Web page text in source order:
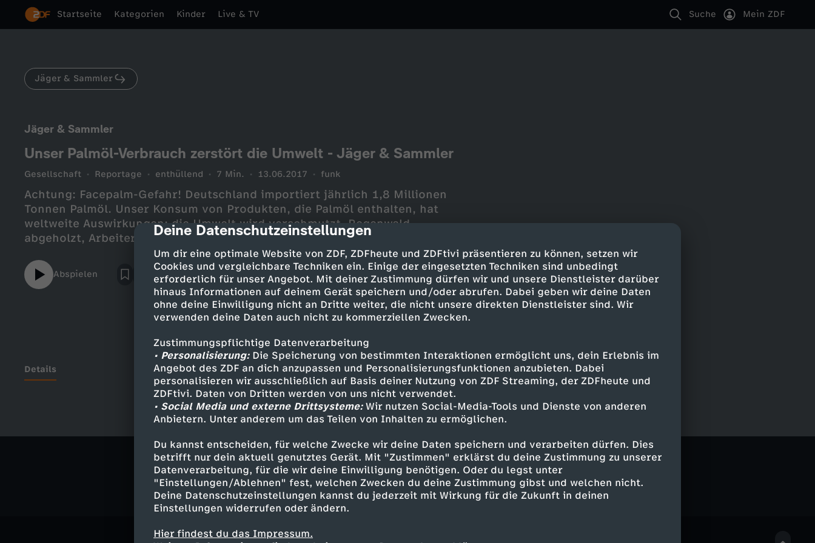
cmp-dialog-description
Deine Datenschutzeinstellungen
Um dir eine optimale Website von ZDF, ZDFheute und ZDFtivi präsentieren zu können, setzen wir
Cookies und vergleichbare Techniken ein. Einige der eingesetzten Techniken sind unbedingt
erforderlich für unser Angebot. Mit deiner Zustimmung dürfen wir und unsere Dienstleister darüber
hinaus Informationen auf deinem Gerät speichern und/oder abrufen. Dabei geben wir deine Daten
ohne deine Einwilligung nicht an Dritte weiter, die nicht unsere direkten Dienstleister sind. Wir
verwenden deine Daten auch nicht zu kommerziellen Zwecken.
Zustimmungspflichtige Datenverarbeitung
• Personalisierung:Die Speicherung von bestimmten Interaktionen ermöglicht uns, dein Erlebnis im
Angebot des ZDF an dich anzupassen und Personalisierungsfunktionen anzubieten. Dabei
personalisieren wir ausschließlich auf Basis deiner Nutzung von ZDF Streaming, der ZDFheute und
ZDFtivi. Daten von Dritten werden von uns nicht verwendet.
• Social Media und externe Drittsysteme:Wir nutzen Social-Media-Tools und Dienste von anderen
Anbietern. Unter anderem um das Teilen von Inhalten zu ermöglichen.
Du kannst entscheiden, für welche Zwecke wir deine Daten speichern und verarbeiten dürfen. Dies
betrifft nur dein aktuell genutztes Gerät. Mit "Zustimmen" erklärst du deine Zustimmung zu unserer
Datenverarbeitung, für die wir deine Einwilligung benötigen. Oder du legst unter
"Einstellungen/Ablehnen" fest, welchen Zwecken du deine Zustimmung gibst und welchen nicht.
Deine Datenschutzeinstellungen kannst du jederzeit mit Wirkung für die Zukunft in deinen
Einstellungen widerrufen oder ändern.
Hier findest du das Impressum.
Startseite Kategorien Kinder Live & TV Suche Mein ZDF
Jäger & Sammler
Jäger & Sammler
Unser Palmöl-Verbrauch zerstört die Umwelt - Jäger & Sammler
Gesellschaft Reportage enthüllend 7 Min. 13.06.2017 funk
Achtung: Facepalm-Gefahr! Deutschland importiert jährlich 1,8 Millionen
Tonnen Palmöl. Unser Konsum von Produkten, die Palmöl enthalten, hat
weltweite Auswirkungen: die Umwelt wird verschmutzt, Regenwald
abgeholzt, Arbeiter ausgebeutet und ganze Tierarten werden bedroht.
Abspielen
Details
Ähnliche Inhalte entdecken
Gesellschaft Reportage enthüllend Jäger & Sammler